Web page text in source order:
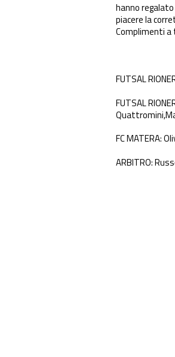
hanno
piacere la
Complimenti a
FUTSAL
FUTSAL
FC MATERA:
ARBITRO: